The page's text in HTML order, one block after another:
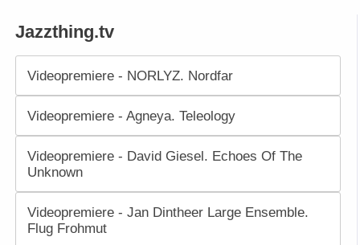
Jazzthing.tv
Videopremiere - NORLYZ. Nordfar
Videopremiere - Agneya. Teleology
Videopremiere - David Giesel. Echoes Of The
Unknown
Videopremiere - Jan Dintheer Large Ensemble.
Flug Frohmut